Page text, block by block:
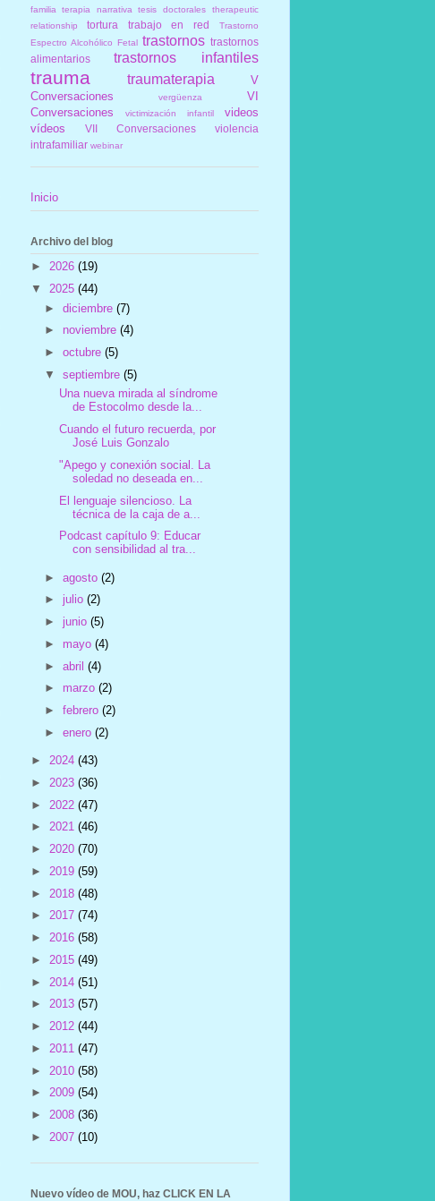
familia
terapia narrativa tesis doctorales
therapeutic
relationship
tortura trabajo en red
Trastorno
Espectro Alcohólico Fetal trastornos trastornos
alimentarios
trastornos infantiles
trauma traumaterapia
V
Conversaciones
vergüenza
VI
Conversaciones
victimización infantil
videos
vídeos
VII Conversaciones
violencia
intrafamiliar webinar
Inicio
Archivo del blog
► 2026 (19)
▼ 2025 (44)
►diciembre(7)
► noviembre(4)
►octubre(5)
▼septiembre(5)
Una nueva mirada al síndrome
de Estocolmo desde la...
Cuando el futuro recuerda, por
José Luis Gonzalo
"Apego y conexión social. La
soledad no deseada en...
El lenguaje silencioso. La
técnica de la caja de a...
Podcast capítulo 9: Educar
con sensibilidad al tra...
►agosto(2)
►julio(2)
►junio(5)
► mayo(4)
►abril(4)
► marzo(2)
►febrero(2)
►enero(2)
► 2024 (43)
► 2023 (36)
► 2022 (47)
► 2021 (46)
► 2020 (70)
► 2019 (59)
► 2018 (48)
► 2017 (74)
► 2016 (58)
► 2015 (49)
► 2014 (51)
► 2013 (57)
► 2012 (44)
► 2011 (47)
► 2010 (58)
► 2009 (54)
► 2008 (36)
► 2007 (10)
Nuevo vídeo de MOU, haz CLICK EN LA